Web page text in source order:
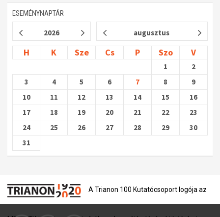
ESEMÉNYNAPTÁR
2026 augusztus
H K Sze Cs P Szo V
1
2
3
4 5 6 7 8
9
10
11 12 13 14 15
16
17
18 19 20 21 22
23
24
25 26 27 28 29
30
31
A Trianon 100 Kutatócsoport logója az